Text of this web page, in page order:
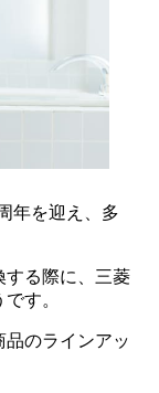
年を迎え、多
する際に、三菱
す。
のラインアッ